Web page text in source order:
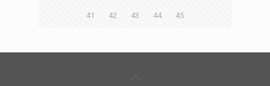
41 42 43 44 45